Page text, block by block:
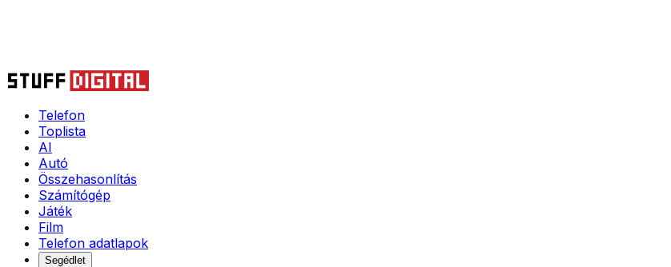
Telefon
Toplista
AI
Autó
Összehasonlítás
Számítógép
Játék
Film
Telefon adatlapok
Segédlet